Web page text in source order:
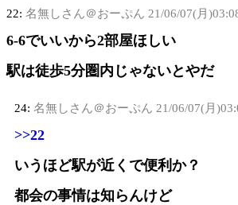
22: 名無しさん＠おーぷん 21/06/07(月
6-6でいいから2部屋ほしい
駅は徒歩5分圏内じゃないとやだ
24: 名無しさん＠おーぷん 21/06/07(月
>>22
いうほど駅が近くで便利か？
都会の事情は知らんけど